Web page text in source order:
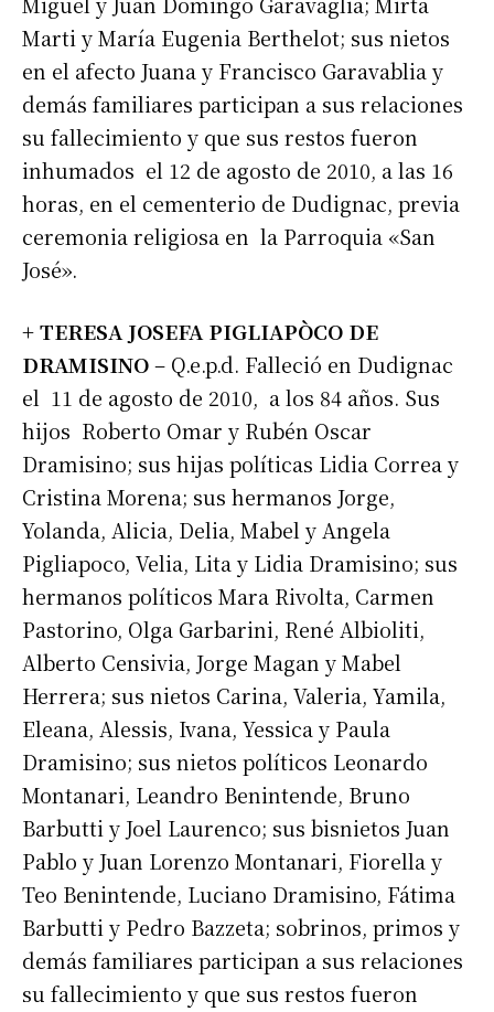
Apellidos
Número de teléfono
Marti y María Eugenia Berthelot; sus nietos
en el afecto Juana y Francisco Garavablia y
demás familiares participan a sus relaciones
su fallecimiento y que sus restos fueron
inhumados el 12 de agosto de 2010, a las 16
horas, en el cementerio de Dudignac, previa
ceremonia religiosa en la Parroquia «San
José».
+ TERESA JOSEFA PIGLIAPÒCO DE
DRAMISINO– Q.e.p.d. Falleció en Dudignac
el 11 de agosto de 2010, a los 84 años. Sus
hijos Roberto Omar y Rubén Oscar
Dramisino; sus hijas políticas Lidia Correa y
Cristina Morena; sus hermanos Jorge,
Yolanda, Alicia, Delia, Mabel y Angela
Pigliapoco, Velia, Lita y Lidia Dramisino; sus
hermanos políticos Mara Rivolta, Carmen
Pastorino, Olga Garbarini, René Albioliti,
Alberto Censivia, Jorge Magan y Mabel
Herrera; sus nietos Carina, Valeria, Yamila,
Eleana, Alessis, Ivana, Yessica y Paula
Dramisino; sus nietos políticos Leonardo
Montanari, Leandro Benintende, Bruno
Barbutti y Joel Laurenco; sus bisnietos Juan
Pablo y Juan Lorenzo Montanari, Fiorella y
Teo Benintende, Luciano Dramisino, Fátima
Barbutti y Pedro Bazzeta; sobrinos, primos y
demás familiares participan a sus relaciones
su fallecimiento y que sus restos fueron